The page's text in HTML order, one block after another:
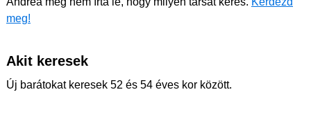
meg!
Akit keresek
Új barátokat keresek 52 és 54 éves kor között.